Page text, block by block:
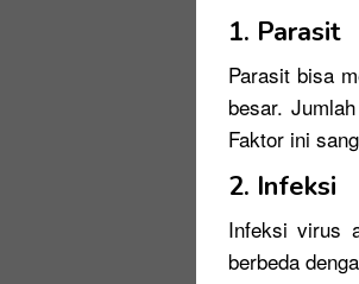
1. Parasit
Parasit bisa
besar.
Faktor ini
2. Infeksi
Infeksi virus
berbeda